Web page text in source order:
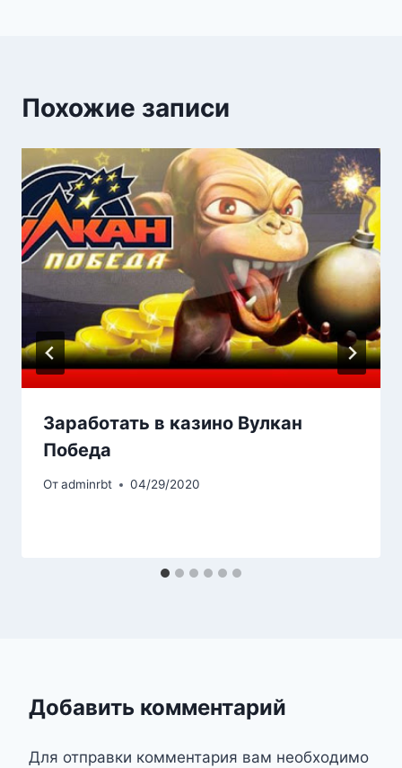
Похожие записи
Заработать в казино Вулкан
Победа
Отadminrbt 04/29/2020
Добавить комментарий
Для отправки комментария вам необходимо